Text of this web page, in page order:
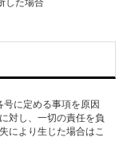
号に定める事項を原因
対し、⼀切の責任を負
により⽣じた場合はこ